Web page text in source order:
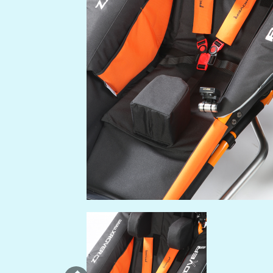
Previous